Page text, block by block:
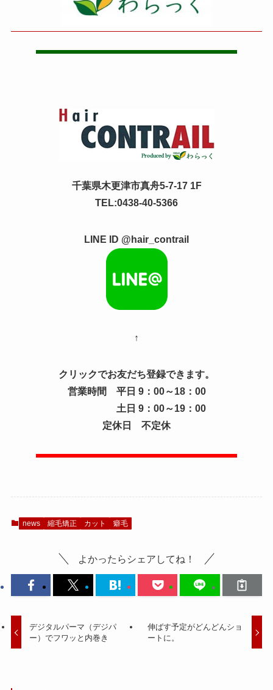
千葉県木更津市真舟5-7-17 1F
TEL:0438-40-5366
LINE ID @hair_contrail
↑
クリックでお友だち登録できます。
営業時間 平日 9：00～18：00
土日 9：00～19：00
定休日 不定休
news 縮毛矯正 カット 癖毛
よかったらシェアしてね！
デジタルパーマ（デジパ
ー）でフワッと内巻き
伸ばす予定がどんどんショ
ートに。